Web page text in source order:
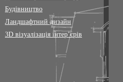
Будівництво
Ландшафтний дизайн
3D візуалізація інтер’єрів